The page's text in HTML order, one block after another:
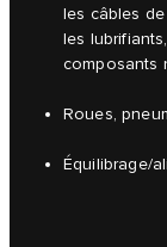
les câbles
les
composants
Roues,
Équilibrage/